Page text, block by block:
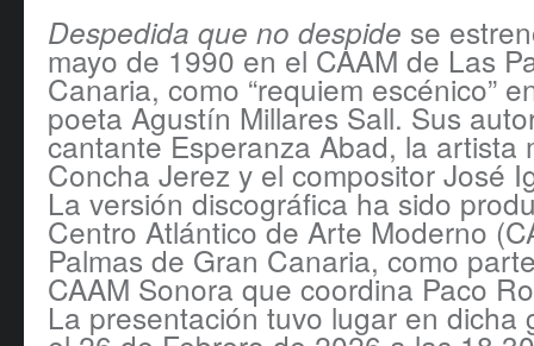
Despedida que no despide se
mayo de 1990 en el CAAM de Las
Canaria, como “requiem escénico”
poeta Agustín Millares Sall. Sus
cantante Esperanza Abad, la artista
Concha Jerez y el compositor José
La versión discográfica ha sido
Centro Atlántico de Arte Moderno
Palmas de Gran Canaria, como
CAAM Sonora que coordina Paco
La presentación tuvo lugar en dicha